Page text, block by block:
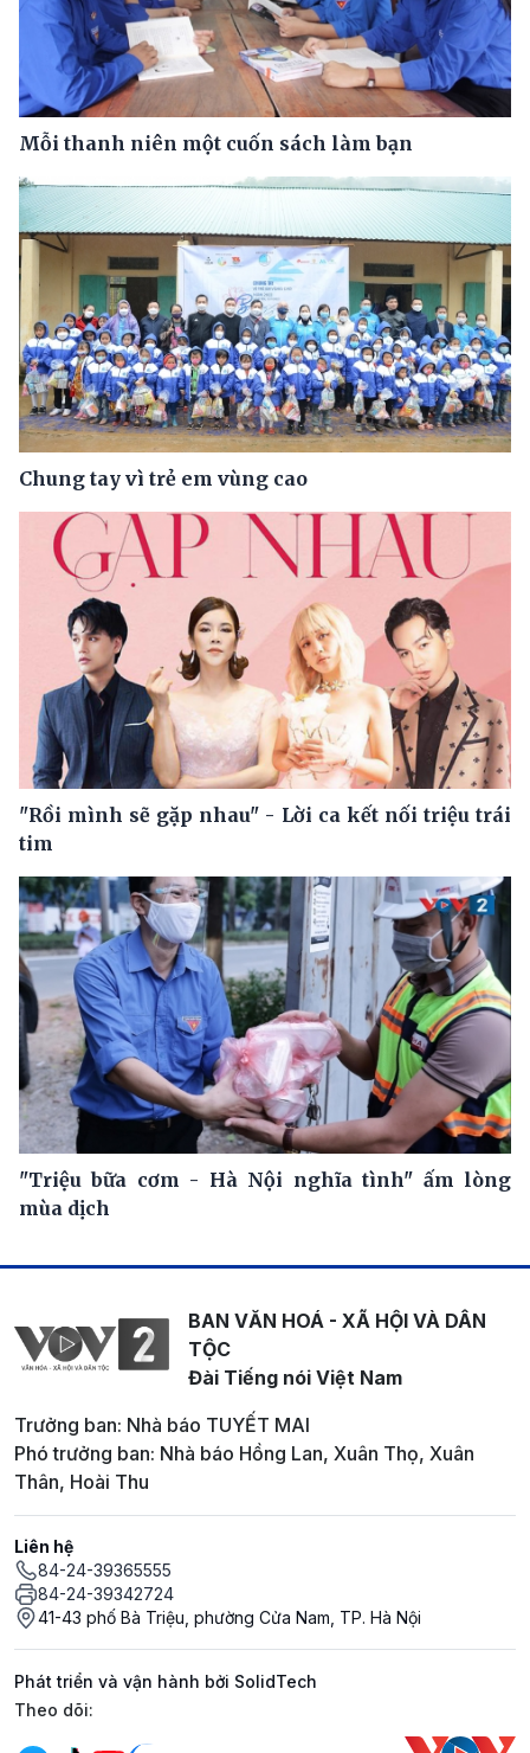
Mỗi thanh niên một cuốn sách làm bạn
Chung tay vì trẻ em vùng cao
"Rồi mình sẽ gặp nhau" - Lời ca kết nối triệu trái
tim
"Triệu bữa cơm - Hà Nội nghĩa tình" ấm lòng
mùa dịch
BAN VĂN HOÁ - XÃ HỘI VÀ DÂN
TỘC
Đài Tiếng nói Việt Nam
Trưởng ban: Nhà báo TUYẾT MAI
Phó trưởng ban: Nhà báo Hồng Lan, Xuân Thọ, Xuân
Thân, Hoài Thu
Liên hệ
84-24-39365555
84-24-39342724
41-43 phố Bà Triệu, phường Cửa Nam, TP. Hà Nội
Phát triển và vận hành bởi SolidTech
Mạng xã hội
Theo dõi: